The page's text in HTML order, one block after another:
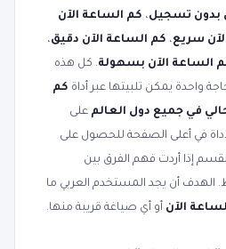
بدون تسجيل، كم الساعة الآن
سريع، كم الساعة الآن دقيق،
الساعة الآن بسهولة. كل هذه
واحدة يمكن تلبيتها عبر أداة كم
في جميع دول العالم على
في أعلى الصفحة للحصول على
إذا أردت فهم الفرق بين
الهدف أن يجد المستخدم العربي ما
الآن أو أي صياغة قريبة منها.